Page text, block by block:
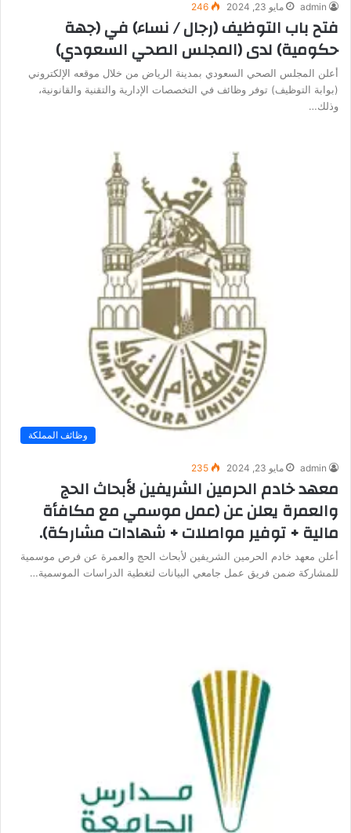
admin مايو 23, 2024 246
فتح باب التوظيف (رجال / نساء) في (جهة
حكومية) لدى (المجلس الصحي السعودي)
أعلن المجلس الصحي السعودي بمدينة الرياض من خلال موقعه الإلكتروني
(بوابة التوظيف) توفر وظائف في التخصصات الإدارية والتقنية والقانونية،
وذلك…
وظائف المملكة
admin مايو 23, 2024 235
معهد خادم الحرمين الشريفين لأبحاث الحج
والعمرة يعلن عن (عمل موسمي مع مكافأة
مالية + توفير مواصلات + شهادات مشاركة).
أعلن معهد خادم الحرمين الشريفين لأبحاث الحج والعمرة عن فرص موسمية
للمشاركة ضمن فريق عمل جامعي البيانات لتغطية الدراسات الموسمية…